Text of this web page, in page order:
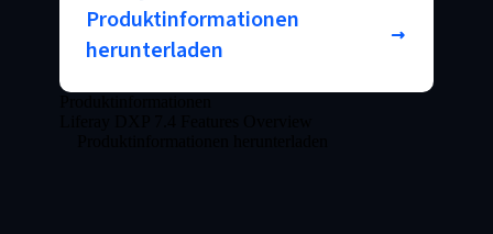
Produktinformationen
herunterladen